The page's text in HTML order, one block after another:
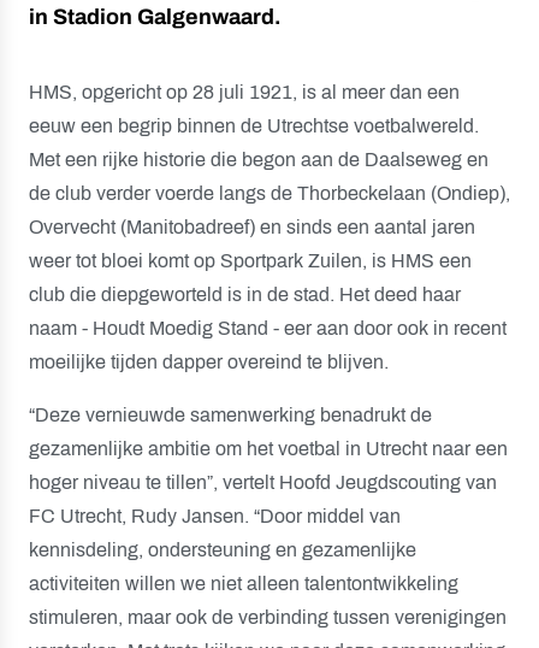
in Stadion Galgenwaard.
HMS, opgericht op 28 juli 1921, is al meer dan een
eeuw een begrip binnen de Utrechtse voetbalwereld.
Met een rijke historie die begon aan de Daalseweg en
de club verder voerde langs de Thorbeckelaan (Ondiep),
Overvecht (Manitobadreef) en sinds een aantal jaren
weer tot bloei komt op Sportpark Zuilen, is HMS een
club die diepgeworteld is in de stad. Het deed haar
naam - Houdt Moedig Stand - eer aan door ook in recent
moeilijke tijden dapper overeind te blijven.
“Deze vernieuwde samenwerking benadrukt de
gezamenlijke ambitie om het voetbal in Utrecht naar een
hoger niveau te tillen”, vertelt Hoofd Jeugdscouting van
FC Utrecht, Rudy Jansen. “Door middel van
kennisdeling, ondersteuning en gezamenlijke
activiteiten willen we niet alleen talentontwikkeling
stimuleren, maar ook de verbinding tussen verenigingen